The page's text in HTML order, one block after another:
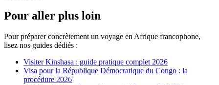
Pour aller plus loin
Pour préparer concrètement un voyage en Afrique francophone,
lisez nos guides dédiés :
Visiter Kinshasa : guide pratique complet 2026
Visa pour la République Démocratique du Congo : la
procédure 2026